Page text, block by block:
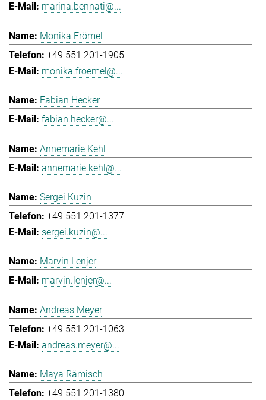
marina.bennati@...
Monika Frömel
+49 551 201-1905
monika.froemel@...
Fabian Hecker
fabian.hecker@...
Annemarie Kehl
annemarie.kehl@...
Sergei Kuzin
+49 551 201-1377
sergei.kuzin@...
Marvin Lenjer
marvin.lenjer@...
Andreas Meyer
+49 551 201-1063
andreas.meyer@...
Maya Rämisch
+49 551 201-1380